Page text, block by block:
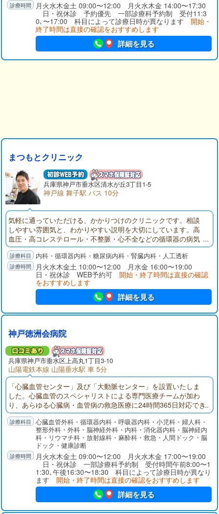
月火水木金土 09:00〜12:00 月火水木金 14:00〜17:30
日・祝休診 予約優先 一部診療科予約制 受付11:3
0､〜17:00 科目によって診療日時が異なります 開始・
終了時間は直接の確認をおすすめします
詳細を見る
まつもとクリニック
兵庫県神戸市垂水区清水が丘3丁目1-5
神戸線 舞子駅 バス 10分
気軽に通っていただける、かかりつけのクリニックです。相談
しやすい雰囲気と、わかりやすい説明を大切にしています。高
血圧・高コレステロール・不整脈・心不全などの循環器の病気
や、風邪・糖尿病・アレルギーなど内科診察しています。当院
は透析治療をおこなっています。アットホームな雰囲気の透析
室で、日々の体調の変化を相談いただけます。駐車場あり・送
迎あり・夜間透析あり。気軽にお問い合わせください。
内科・循環器内科・糖尿病内科・腎臓内科・人工透析
月火水木金土 10:00〜12:00 月水金 16:00〜19:00
日・祝休診 WEB予約可 開始・終了時間は直接の確認
をおすすめします
詳細を見る
神戸徳洲会病院
兵庫県神戸市垂水区上高丸1丁目3-10
山陽電鉄本線 山陽垂水駅 車 5分
「心臓血管センター」及び「大動脈センター」を設置いたしま
した。心臓血管のスペシャリストによる専門医療チームが加わ
り、あらゆる心臓病・血管病の救急医療に24時間365日対応でき
るようになりました。健診センターでは、心臓疾患に特化した
「心臓血管スクリーニング検査」を行っております。この検査
では、心臓疾患の有無はもちろん、将来の発病の可能性を担当
医が丁寧に診断いたします。
心臓血管外科・循環器内科・呼吸器内科・小児科・婦人科・
整形外科・外科・脳神経外科・内科・消化器内科・脳神経内
科・リウマチ科・放射線科・麻酔科・救急・人間ドック・脳
ドック・健康診断
月火水木金土 09:00〜12:00 月火水木金 17:00〜19:00
日・祝休診 一部診療科予約制 受付時間午前8:00〜1
1:30､午後16:30〜18:30 科目によって診療日時が異なり
ます 開始・終了時間は直接の確認をおすすめします
詳細を見る